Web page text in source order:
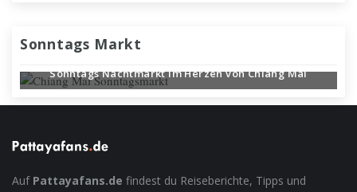
Sonntags Markt
Sonntags Nachtmarkt im Herzen von Chiang Mai
Auf Pattayafans.de findest du Reiseberichte, Tipps und